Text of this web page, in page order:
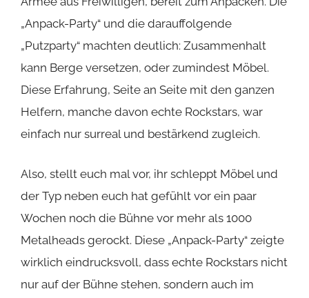
„Anpack-Party“ und die darauffolgende
„Putzparty“ machten deutlich: Zusammenhalt
kann Berge versetzen, oder zumindest Möbel.
Diese Erfahrung, Seite an Seite mit den ganzen
Helfern, manche davon echte Rockstars, war
einfach nur surreal und bestärkend zugleich.
Also, stellt euch mal vor, ihr schleppt Möbel und
der Typ neben euch hat gefühlt vor ein paar
Wochen noch die Bühne vor mehr als 1000
Metalheads gerockt. Diese „Anpack-Party“ zeigte
wirklich eindrucksvoll, dass echte Rockstars nicht
nur auf der Bühne stehen, sondern auch im